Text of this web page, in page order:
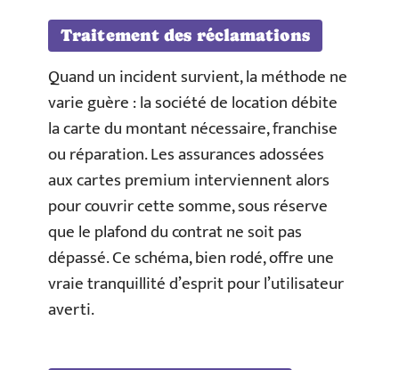
Traitement des réclamations
Quand un incident survient, la méthode ne
varie guère : la société de location débite
la carte du montant nécessaire, franchise
ou réparation. Les assurances adossées
aux cartes premium interviennent alors
pour couvrir cette somme, sous réserve
que le plafond du contrat ne soit pas
dépassé. Ce schéma, bien rodé, offre une
vraie tranquillité d’esprit pour l’utilisateur
averti.